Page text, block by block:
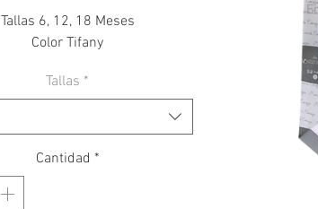
Tallas 6, 12, 18 Meses
Color Tifany
Tallas *
Cantidad *